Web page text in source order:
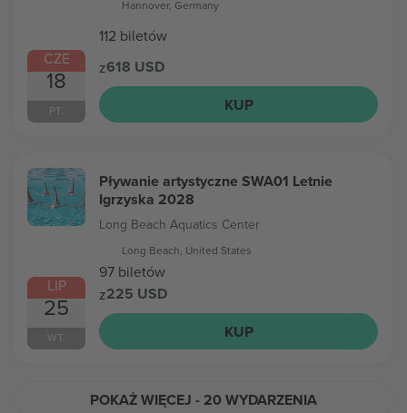
CZE
18
PT.
Hannover, Germany
112 biletów
z618 USD
KUP
LIP
25
WT.
Pływanie artystyczne SWA01 Letnie
Igrzyska 2028
Long Beach Aquatics Center
Long Beach, United States
97 biletów
z225 USD
KUP
POKAŻ WIĘCEJ - 20 WYDARZENIA